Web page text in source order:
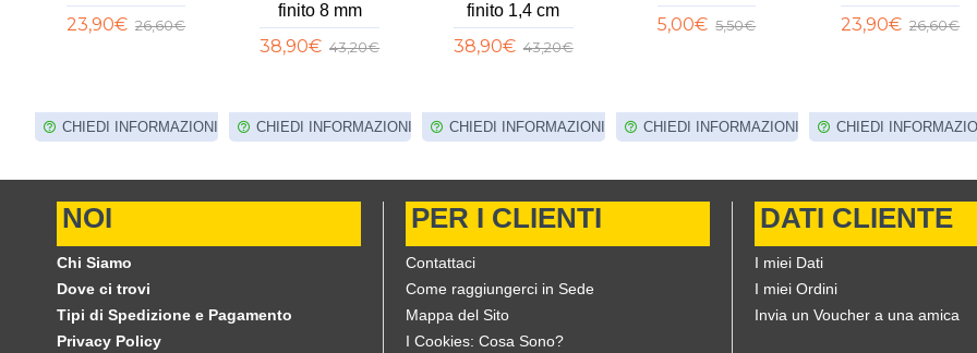
23,90€ 26,60€
CHIEDI INFORMAZIONI
finito 8 mm
38,90€ 43,20€
CHIEDI INFORMAZIONI
finito 1,4 cm
38,90€ 43,20€
CHIEDI INFORMAZIONI
5,00€ 5,50€
CHIEDI INFORMAZIONI
23,90€ 26,60€
CHIEDI
NOI
Chi Siamo
Dove ci trovi
Tipi di Spedizione e Pagamento
Privacy Policy
PER I CLIENTI
Contattaci
Come raggiungerci in Sede
Mappa del Sito
I Cookies: Cosa Sono?
DATI CLIENTE
I miei Dati
I miei Ordini
Invia un Voucher a una amica